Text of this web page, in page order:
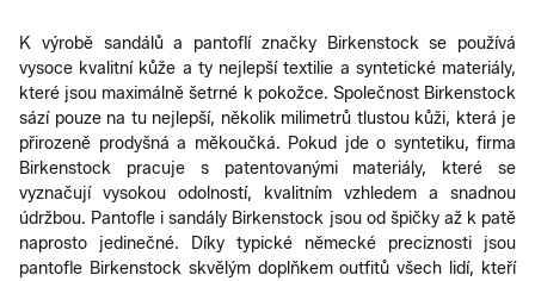
K výrobě sandálů a pantoflí značky Birkenstock se používá
vysoce kvalitní kůže a ty nejlepší textilie a syntetické materiály,
které jsou maximálně šetrné k pokožce. Společnost Birkenstock
sází pouze na tu nejlepší, několik milimetrů tlustou kůži, která je
přirozeně prodyšná a měkoučká. Pokud jde o syntetiku, firma
Birkenstock pracuje s patentovanými materiály, které se
vyznačují vysokou odolností, kvalitním vzhledem a snadnou
údržbou. Pantofle i sandály Birkenstock jsou od špičky až k patě
naprosto jedinečné. Díky typické německé preciznosti jsou
pantofle Birkenstock skvělým doplňkem outfitů všech lidí, kteří